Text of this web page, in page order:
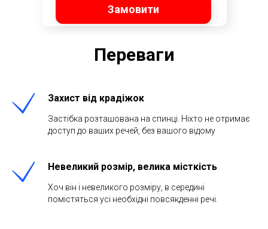
Замовити
Переваги
Захист від крадіжок
Застібка розташована на спинці. Ніхто не отримає
доступ до ваших речей, без вашого відому
Невеликий розмір, велика місткість
Хоч він і невеликого розміру, в середині
помістяться усі необхідні повсякденні речі.